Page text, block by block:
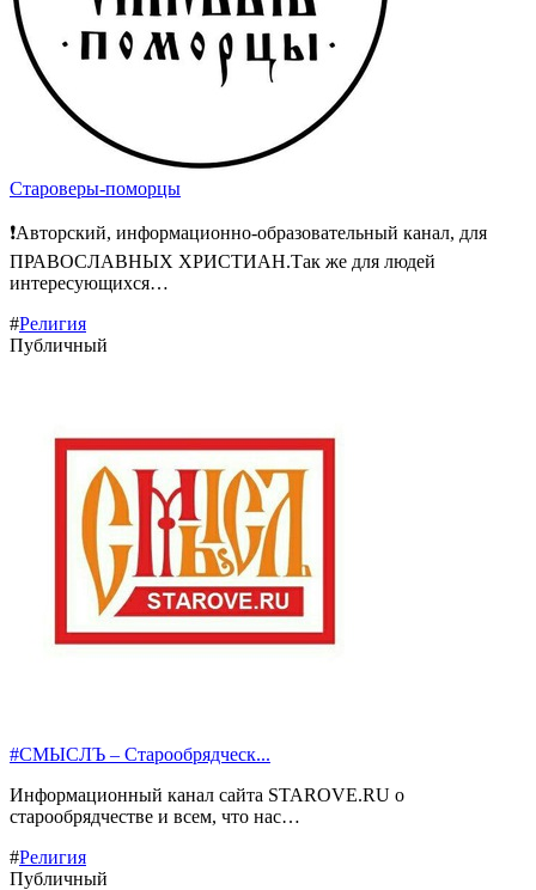
Староверы-поморцы
❗Авторский, информационно-образовательный канал, для
ПРАВОСЛАВНЫХ ХРИСТИАН.Так же для людей
интересующихся…
#Религия
Публичный
#СМЫСЛЪ – Старообрядческ...
Информационный канал сайта STAROVE.RU о
старообрядчестве и всем, что нас…
#Религия
Публичный